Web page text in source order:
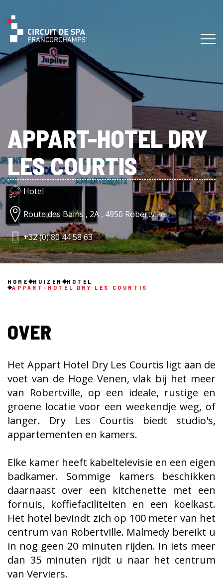
APPART-HOTEL DRY
LES COURTIS
Hotel
Route des Bains , 2A , 4950 Robertville
+32 (0) 80 44 58 63
HOME HUIZEN
HOTEL
APPART-HOTEL DRY LES COURTIS
OVER
Het Appart Hotel Dry Les Courtis ligt aan de
voet van de Hoge Venen, vlak bij het meer
van Robertville, op een ideale, rustige en
groene locatie voor een weekendje weg, of
langer. Dry Les Courtis biedt studio's,
appartementen en kamers.
Elke kamer heeft kabeltelevisie en een eigen
badkamer. Sommige kamers beschikken
daarnaast over een kitchenette met een
fornuis, koffiefaciliteiten en een koelkast.
Het hotel bevindt zich op 100 meter van het
centrum van Robertville. Malmedy bereikt u
in nog geen 20 minuten rijden. In iets meer
dan 35 minuten rijdt u naar het centrum
van Verviers.